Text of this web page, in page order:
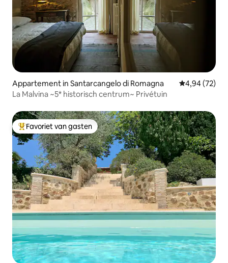
Appartement in Santarcangelo di Romagna Gemiddelde
4,94 (72)
La Malvina ~5* historisch centrum~ Privétuin
Topfavoriet van gasten
Favoriet van gasten